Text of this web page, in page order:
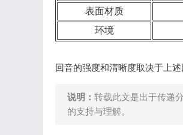
表面材质
环境
回音的强度和清晰度取决于上
说明： 转载此文是出于传递
的支持与理解。